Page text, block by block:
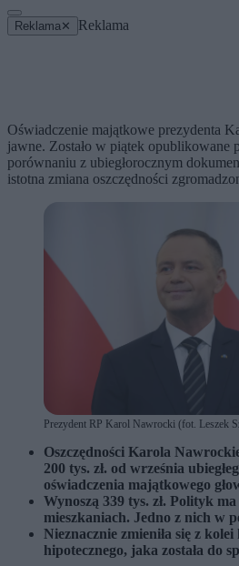
Reklama ✕ Reklama
Oświadczenie majątkowe prezydenta
jawne. Zostało w piątek opublikowane
porównaniu z ubiegłorocznym
istotna zmiana oszczędności
Prezydent RP Karol Nawrocki (fot. Leszek
Oszczędności Karola
200 tys. zł. od września
oświadczenia majątkowego
Wynoszą 339 tys. zł. Polityk
mieszkaniach. Jedno z nich w
Nieznacznie zmieniła się z
hipotecznego, jaka została do